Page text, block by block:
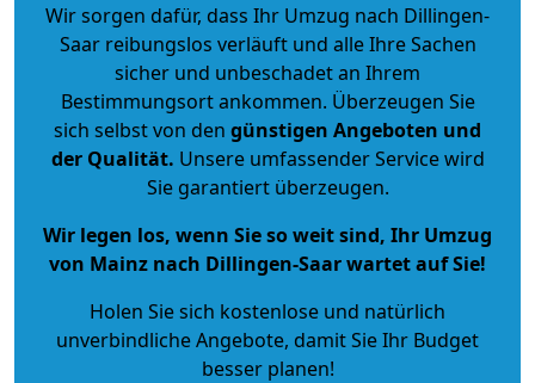
Wir sorgen dafür, dass Ihr Umzug nach Dillingen-
Saar reibungslos verläuft und alle Ihre Sachen
sicher und unbeschadet an Ihrem
Bestimmungsort ankommen. Überzeugen Sie
sich selbst von den günstigen Angeboten und
der Qualität. Unsere umfassender Service wird
Sie garantiert überzeugen.
Wir legen los, wenn Sie so weit sind, Ihr Umzug
von Mainz nach Dillingen-Saar wartet auf Sie!
Holen Sie sich kostenlose und natürlich
unverbindliche Angebote, damit Sie Ihr Budget
besser planen!